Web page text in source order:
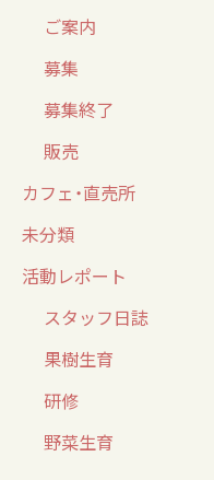
ご案内
募集
募集終了
販売
カフェ・直売所
未分類
活動レポート
スタッフ日誌
果樹生育
研修
野菜生育